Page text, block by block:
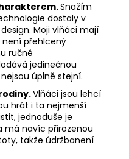
Snažím
dostaly v
Moji vlňáci mají
přehlcený
ručně
jedinečnou
úplně stejní.
Vlňáci jsou lehcí
hrát i ta nejmenší
jednoduše je
má navíc přirozenou
takže údržbanení